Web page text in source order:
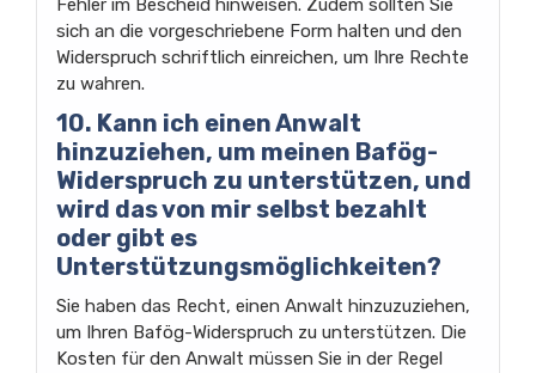
Fehler im Bescheid hinweisen. Zudem sollten Sie
sich an die vorgeschriebene Form halten und den
Widerspruch schriftlich einreichen, um Ihre Rechte
zu wahren.
10. Kann ich einen Anwalt
hinzuziehen, um meinen Bafög-
Widerspruch zu unterstützen, und
wird das von mir selbst bezahlt
oder gibt es
Unterstützungsmöglichkeiten?
Sie haben das Recht, einen Anwalt hinzuzuziehen,
um Ihren Bafög-Widerspruch zu unterstützen. Die
Kosten für den Anwalt müssen Sie in der Regel